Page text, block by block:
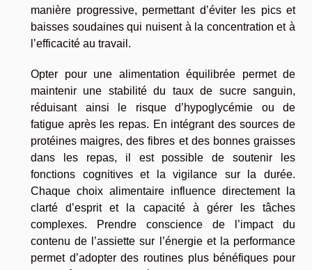
manière progressive, permettant d’éviter les pics et
baisses soudaines qui nuisent à la concentration et à
l’efficacité au travail.
Opter pour une alimentation équilibrée permet de
maintenir une stabilité du taux de sucre sanguin,
réduisant ainsi le risque d’hypoglycémie ou de
fatigue après les repas. En intégrant des sources de
protéines maigres, des fibres et des bonnes graisses
dans les repas, il est possible de soutenir les
fonctions cognitives et la vigilance sur la durée.
Chaque choix alimentaire influence directement la
clarté d’esprit et la capacité à gérer les tâches
complexes. Prendre conscience de l’impact du
contenu de l’assiette sur l’énergie et la performance
permet d’adopter des routines plus bénéfiques pour